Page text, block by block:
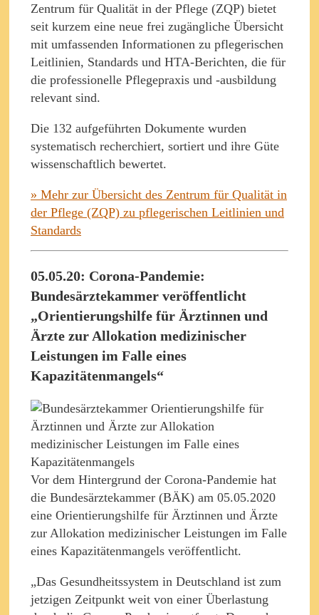
Zentrum für Qualität in der Pflege (ZQP) bietet
seit kurzem eine neue frei zugängliche Übersicht
mit umfassenden Informationen zu pflegerischen
Leitlinien, Standards und HTA-Berichten, die für
die professionelle Pflegepraxis und -ausbildung
relevant sind.
Die 132 aufgeführten Dokumente wurden
systematisch recherchiert, sortiert und ihre Güte
wissenschaftlich bewertet.
» Mehr zur Übersicht des Zentrum für Qualität in
der Pflege (ZQP) zu pflegerischen Leitlinien und
Standards
05.05.20: Corona-Pandemie:
Bundesärztekammer veröffentlicht
„Orientierungshilfe für Ärztinnen und
Ärzte zur Allokation medizinischer
Leistungen im Falle eines
Kapazitätenmangels“
Vor dem Hintergrund der Corona-Pandemie hat
die Bundesärztekammer (BÄK) am 05.05.2020
eine Orientierungshilfe für Ärztinnen und Ärzte
zur Allokation medizinischer Leistungen im Falle
eines Kapazitätenmangels veröffentlicht.
„Das Gesundheitssystem in Deutschland ist zum
jetzigen Zeitpunkt weit von einer Überlastung